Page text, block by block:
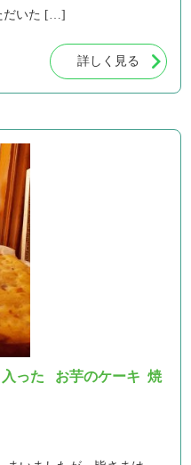
だいた […]
詳しく見る
入った お芋のケーキ 焼